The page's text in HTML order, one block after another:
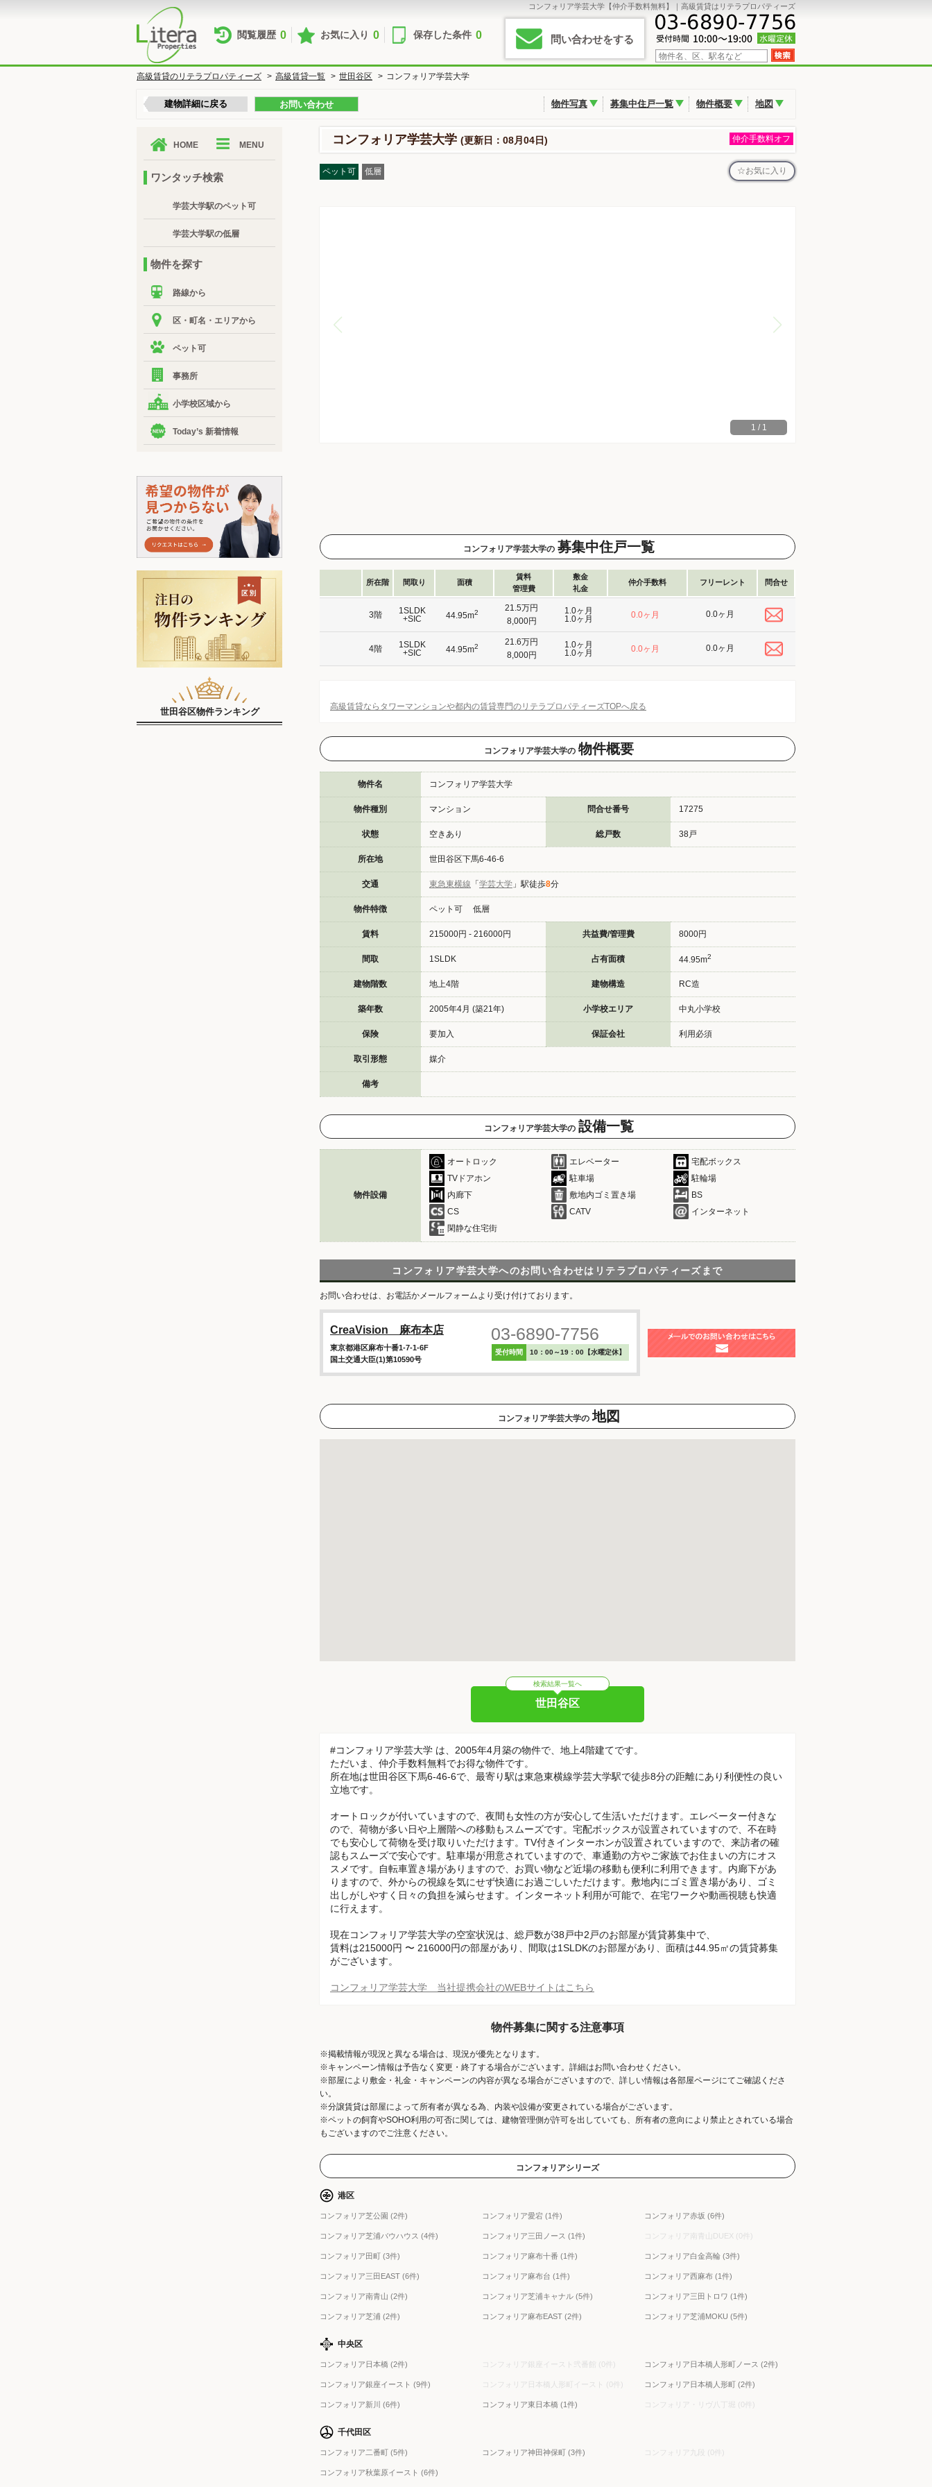
コンフォリア学芸大学【仲介手数料無料】｜高級賃貸はリテラプロパティーズ
閲覧履歴 0 お気に入り 0 保存した条件 0 問い合わせをする
高級賃貸のリテラプロパティーズ > 高級賃貸一覧 > 世田谷区 > コンフォリア学芸大学
建物詳細に戻る お問い合わせ 物件写真 募集中住戸一覧 物件概要 地図
コンフォリア学芸大学 (更新日：08月04日) 仲介手数料オフ
ペット可 低層 お気に入り
1 / 1
コンフォリア学芸大学の 募集中住戸一覧
所在階 間取り 面積
賃料
管理費
敷金
礼金
仲介手数料 フリーレント 問合せ
21.5万円
8,000円
1.0ヶ月
1.0ヶ月
0.0ヶ月 0.0ヶ月
3階
1SLDK
+SIC
44.95m2
21.6万円
8,000円
1.0ヶ月
1.0ヶ月
0.0ヶ月 0.0ヶ月
4階
1SLDK
+SIC
44.95m2
高級賃貸ならタワーマンションや都内の賃貸専門のリテラプロパティーズTOPへ戻る
コンフォリア学芸大学の 物件概要
物件名 コンフォリア学芸大学
物件種別 マンション 問合せ番号 17275
状態 空きあり 総戸数 38戸
所在地 世田谷区下馬6-46-6
交通 東急東横線 「学芸大学 」駅徒歩8分
物件特徴 ペット可 低層
賃料 215000円 - 216000円 共益費/管理費 8000円
間取 1SLDK 占有面積 44.95m2
建物階数 地上4階 建物構造 RC造
築年数 2005年4月 (築21年) 小学校エリア 中丸小学校
保険 要加入 保証会社 利用必須
取引形態 媒介
備考
コンフォリア学芸大学の 設備一覧
物件設備
オートロック エレベーター
宅配ボックス
TVドアホン
駐車場
駐輪場
内廊下
敷地内ゴミ置き場
BS
CS
CATV
インターネット
閑静な住宅街
コンフォリア学芸大学へのお問い合わせは リテラプロパティーズまで
お問い合わせは、お電話かメールフォームより受け付けております。
CreaVision 麻布本店
東京都港区麻布十番1-7-1-6F
国土交通大臣(1)第10590号
03-6890-7756
受付時間 10：00～19：00【水曜定休】
コンフォリア学芸大学の 地図
検索結果一覧へ
世田谷区
#コンフォリア学芸大学 は、2005年4月築の物件で、地上4階建てです。
ただいま、仲介手数料無料でお得な物件です。
所在地は世田谷区下馬6-46-6で、最寄り駅は東急東横線学芸大学駅で徒歩8分の距離にあり利便性の良い
立地です。
オートロックが付いていますので、夜間も女性の方が安心して生活いただけます。エレベーター付きな
ので、荷物が多い日や上層階への移動もスムーズです。宅配ボックスが設置されていますので、不在時
でも安心して荷物を受け取りいただけます。TV付きインターホンが設置されていますので、来訪者の確
認もスムーズで安心です。駐車場が用意されていますので、車通勤の方やご家族でお住まいの方にオス
スメです。自転車置き場がありますので、お買い物など近場の移動も便利に利用できます。内廊下があ
りますので、外からの視線を気にせず快適にお過ごしいただけます。敷地内にゴミ置き場があり、ゴミ
出しがしやすく日々の負担を減らせます。インターネット利用が可能で、在宅ワークや動画視聴も快適
に行えます。
現在コンフォリア学芸大学の空室状況は、総戸数が38戸中2戸のお部屋が賃貸募集中で、
賃料は215000円 〜 216000円の部屋があり、間取は1SLDKのお部屋があり、面積は44.95㎡の賃貸募集
がございます。
コンフォリア学芸大学 当社提携会社のWEBサイトはこちら
物件募集に関する注意事項
※掲載情報が現況と異なる場合は、現況が優先となります。
※キャンペーン情報は予告なく変更・終了する場合がございます。詳細はお問い合わせください。
※部屋により敷金・礼金・キャンペーンの内容が異なる場合がございますので、詳しい情報は各部屋ページにてご確認くださ
い。
※分譲賃貸は部屋によって所有者が異なる為、内装や設備が変更されている場合がございます。
※ペットの飼育やSOHO利用の可否に関しては、建物管理側が許可を出していても、所有者の意向により禁止とされている場合
もございますのでご注意ください。
コンフォリアシリーズ
港区
コンフォリア芝公園 (2件) コンフォリア愛宕 (1件) コンフォリア赤坂 (6件)
コンフォリア芝浦バウハウス (4件) コンフォリア三田ノース (1件) コンフォリア南青山DUEX (0件)
コンフォリア田町 (3件) コンフォリア麻布十番 (1件) コンフォリア白金高輪 (3件)
コンフォリア三田EAST (6件) コンフォリア麻布台 (1件) コンフォリア西麻布 (1件)
コンフォリア南青山 (2件) コンフォリア芝浦キャナル (5件) コンフォリア三田トロワ (1件)
コンフォリア芝浦 (2件) コンフォリア麻布EAST (2件) コンフォリア芝浦MOKU (5件)
中央区
コンフォリア日本橋 (2件) コンフォリア銀座イースト弐番館 (0件) コンフォリア日本橋人形町ノース (2件)
コンフォリア銀座イースト (9件) コンフォリア日本橋人形町イースト (0件) コンフォリア日本橋人形町 (2件)
コンフォリア新川 (6件) コンフォリア東日本橋 (1件) コンフォリア・リヴ八丁堀 (0件)
千代田区
コンフォリア二番町 (5件) コンフォリア神田神保町 (3件) コンフォリア九段 (0件)
コンフォリア秋葉原イースト (6件)
HOME MENU
ワンタッチ検索
学芸大学駅のペット可
学芸大学駅の低層
物件を探す
路線から
区・町名・エリアから
ペット可
事務所
小学校区域から
Today’s 新着情報
世田谷区物件ランキング